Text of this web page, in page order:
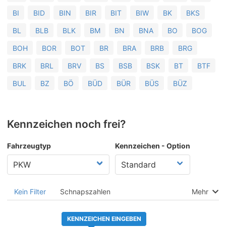
BI BID BIN BIR BIT BIW BK BKS
BL BLB BLK BM BN BNA BO BOG
BOH BOR BOT BR BRA BRB BRG
BRK BRL BRV BS BSB BSK BT BTF
BUL BZ BÖ BÜD BÜR BÜS BÜZ
Kennzeichen noch frei?
Fahrzeugtyp Kennzeichen - Option
Kein Filter Schnapszahlen Mehr
KENNZEICHEN EINGEBEN